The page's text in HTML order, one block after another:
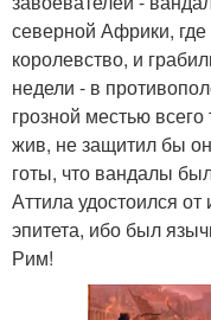
северной Африки,
королевство, и
недели - в
грозной местью всего
жив, не защитил бы
готы, что вандалы
Аттила удостоился от
эпитета, ибо был
Рим!